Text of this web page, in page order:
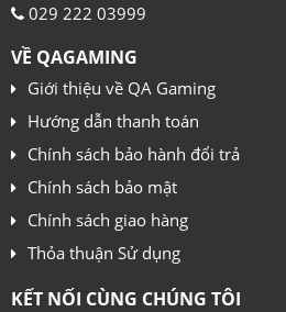
Full HD 1080p
Độ phân giải Full HD 1920×1080
từng pixel. Trải nghiệm độ nét và
việc, chơi game hoặc thưởng thức
nhất.
029 222 03999
VỀ QAGAMING
Giới thiệu về QA Gaming
Hướng dẫn thanh toán
Chính sách bảo hành đổi trả
Chính sách bảo mật
Chính sách giao hàng
Thỏa thuận Sử dụng
KẾT NỐI CÙNG CHÚNG TÔI